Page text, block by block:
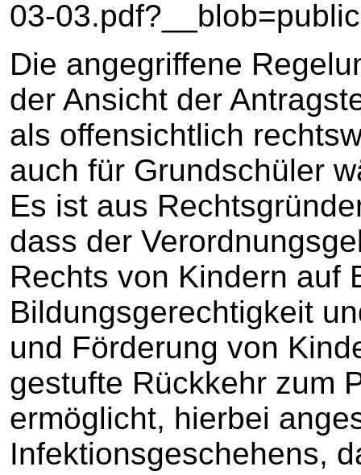
03-
Die angegriffene
der Ansicht der
als offensichtlich
auch für Grundschüler
Es ist aus
dass der
Rechts von Kindern auf
Bildungsgerechtigkeit
und Förderung von
gestufte Rückkehr zum
ermöglicht, hierbei
Infektionsgeschehens,